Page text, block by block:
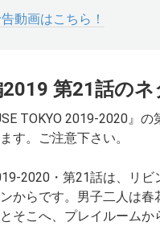
動画はこちら！
第21話のネ
TOKYO 2019-2020』の
す。ご注意下さい。
2020・第21話は、リ
からです。男子二人は
そこへ、プレイルームか